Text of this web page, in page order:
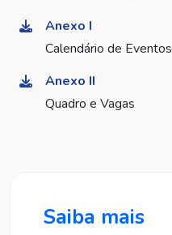
Anexo I
Calendário de Eventos
Anexo II
Quadro e Vagas
Saiba mais